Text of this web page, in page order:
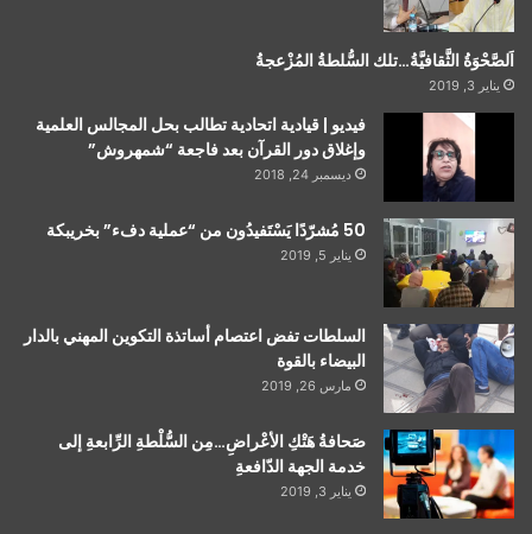
اَلصَّحْوَةُ الثَّقافيَّةُ…تلك السُّلطةُ المُزْعجةُ
يناير 3, 2019
فيديو | قيادية اتحادية تطالب بحل المجالس العلمية
وإغلاق دور القرآن بعد فاجعة “شمهروش”
ديسمبر 24, 2018
50 مُشرّدًا يَسْتَفيدُون من “عملية دفء” بخريبكة
يناير 5, 2019
السلطات تفض اعتصام أساتذة التكوين المهني بالدار
البيضاء بالقوة
مارس 26, 2019
صَحافةُ هَتْكِ الأعْراضِ…مِن السُّلْطةِ الرِّابعةِ إلى
خدمة الجهة الدّافعةِ
يناير 3, 2019